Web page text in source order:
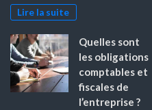
Lire la suite
Quelles sont
les obligations
comptables et
fiscales de
l’entreprise ?